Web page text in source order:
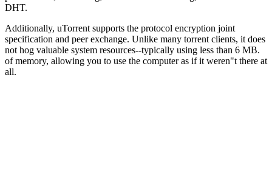
DHT.
Additionally, uTorrent supports the protocol encryption joint
specification and peer exchange. Unlike many torrent clients, it does
not hog valuable system resources--typically using less than 6 MB.
of memory, allowing you to use the computer as if it weren"t there at
all.